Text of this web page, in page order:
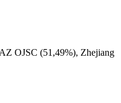
OJSC (51,49%), Zhejiang